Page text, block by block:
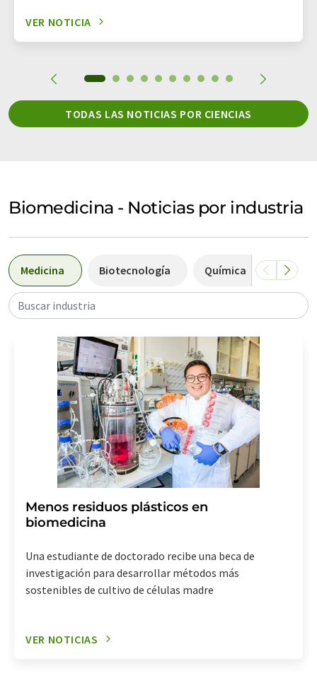
VER NOTICIA
TODAS LAS NOTICIAS POR CIENCIAS
Biomedicina - Noticias por industria
Medicina Biotecnología Química
Buscar industria
Menos residuos plásticos en
biomedicina
Una estudiante de doctorado recibe una beca de
investigación para desarrollar métodos más
sostenibles de cultivo de células madre
VER NOTICIAS